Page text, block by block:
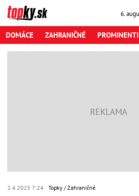
6.
DOMÁCE ZAHRANIČNÉ PROMINENTI
2.4.2025 7:24 Topky Zahraničné